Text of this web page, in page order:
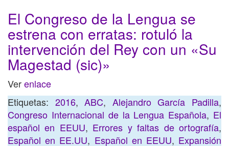
El Congreso de la Lengua se
estrena con erratas: rotuló la
intervención del Rey con un «Su
Magestad (sic)»
Verenlace
Etiquetas: 2016,ABC, Alejandro García Padilla,
Congreso Internacional de la Lengua Española, El
español en EEUU, Errores y faltas de ortografía,
Español en EE.UU, Español en EEUU, Expansión